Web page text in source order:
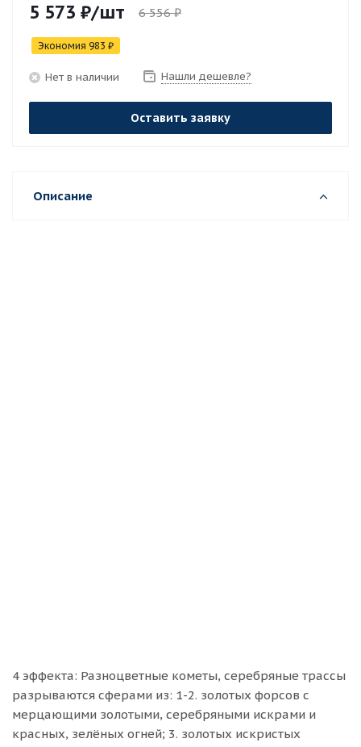
5 573 ₽/шт 6 556₽
Экономия 983 ₽
Нет в наличии Нашли дешевле?
Оставить заявку
Описание
4 эффекта: Разноцветные кометы, серебряные трассы
разрываются сферами из: 1-2. золотых форсов с
мерцающими золотыми, серебряными искрами и
красных, зелёных огней; 3. золотых искристых